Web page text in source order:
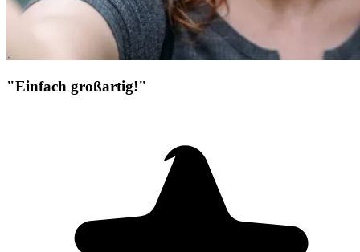
"Einfach großartig!"